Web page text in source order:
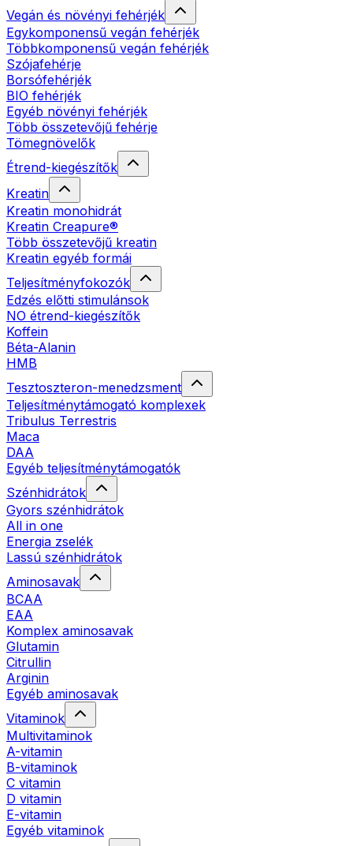
Vegán és növényi fehérjék
Egykomponensű vegán fehérjék
Többkomponensű vegán fehérjék
Szójafehérje
Borsófehérjék
BIO fehérjék
Egyéb növényi fehérjék
Több összetevőjű fehérje
Tömegnövelők
Étrend-kiegészítők
Kreatin
Kreatin monohidrát
Kreatin Creapure®
Több összetevőjű kreatin
Kreatin egyéb formái
Teljesítményfokozók
Edzés előtti stimulánsok
NO étrend-kiegészítők
Koffein
Béta-Alanin
HMB
Tesztoszteron-menedzsment
Teljesítménytámogató komplexek
Tribulus Terrestris
Maca
DAA
Egyéb teljesítménytámogatók
Szénhidrátok
Gyors szénhidrátok
All in one
Energia zselék
Lassú szénhidrátok
Aminosavak
BCAA
EAA
Komplex aminosavak
Glutamin
Citrullin
Arginin
Egyéb aminosavak
Vitaminok
Multivitaminok
A-vitamin
B-vitaminok
C vitamin
D vitamin
E-vitamin
Egyéb vitaminok